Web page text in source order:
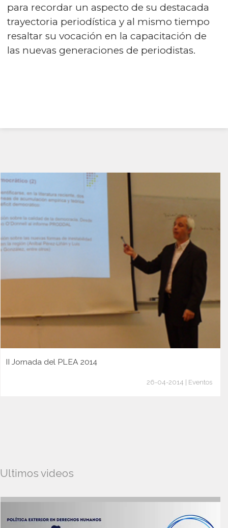
para recordar un aspecto de su destacada
trayectoria periodística y al mismo tiempo
resaltar su vocación en la capacitación de
las nuevas generaciones de periodistas.
II Jornada del PLEA 2014
26-04-2014 | Eventos
Ultimos videos